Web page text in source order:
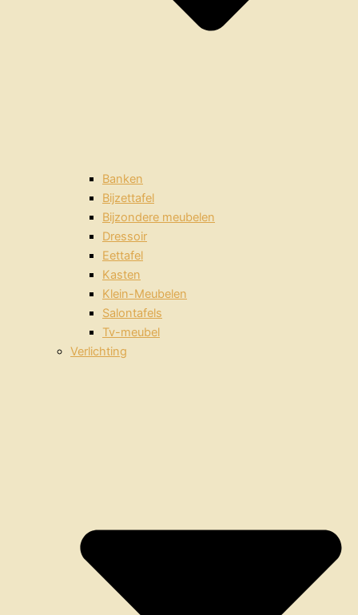
Banken
Bijzettafel
Bijzondere meubelen
Dressoir
Eettafel
Kasten
Klein-Meubelen
Salontafels
Tv-meubel
Verlichting